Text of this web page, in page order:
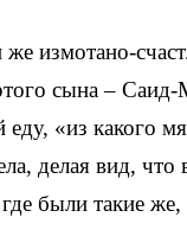
измотано-
сына –
«из какого
делая вид,
были такие